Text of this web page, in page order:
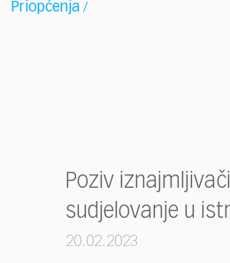
Priopćenja /
Poziv
sudjelovanje u
20.02.2023